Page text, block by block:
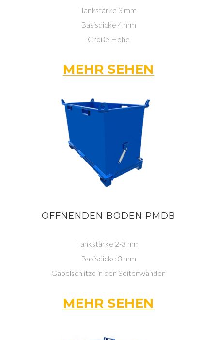
Tankstärke 3 mm
Basisdicke 4 mm
Große Höhe
MEHR SEHEN
ÖFFNENDEN BODEN PMDB
Tankstärke 2-3 mm
Basisdicke 3 mm
Gabelschlitze in den Seitenwänden
MEHR SEHEN